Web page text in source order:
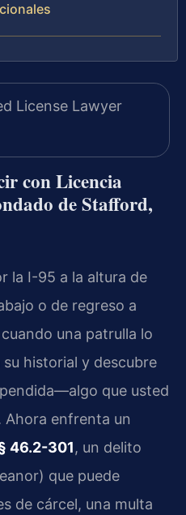
con Licencia
de Stafford,
la I-95 a la altura de
o de regreso a
una patrulla lo
historial y descubre
que usted
Ahora enfrenta un
46.2-301, un delito
que puede
de cárcel, una multa